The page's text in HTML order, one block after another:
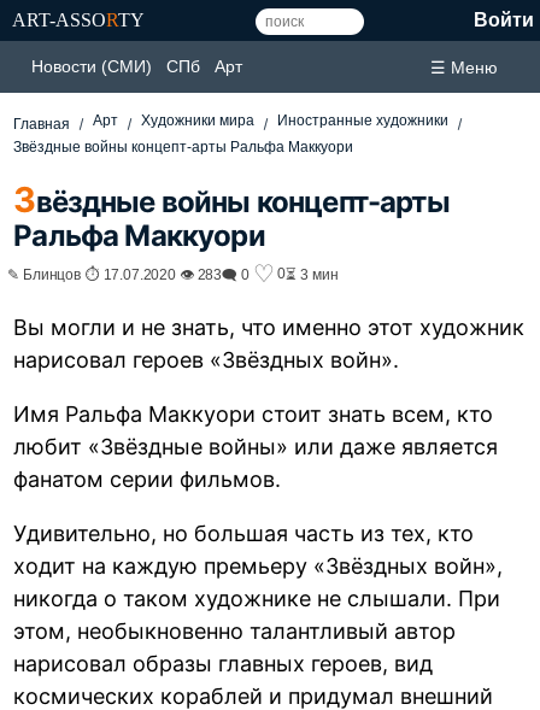
ART-ASSORTY Войти
Новости (СМИ) СПб Арт ☰ Меню
Главная Арт Художники мира
Иностранные художники
Звёздные войны концепт-арты Ральфа Маккуори
Звёздные войны концепт-арты
Ральфа Маккуори
✎ Блинцов ⏱ 17.07.2020 👁 283🗨 0 ♡ 0⏳ 3 мин
Вы могли и не знать, что именно этот художник
нарисовал героев «Звёздных войн».
Имя Ральфа Маккуори стоит знать всем, кто
любит «Звёздные войны» или даже является
фанатом серии фильмов.
Удивительно, но большая часть из тех, кто
ходит на каждую премьеру «Звёздных войн»,
никогда о таком художнике не слышали. При
этом, необыкновенно талантливый автор
нарисовал образы главных героев, вид
космических кораблей и придумал внешний